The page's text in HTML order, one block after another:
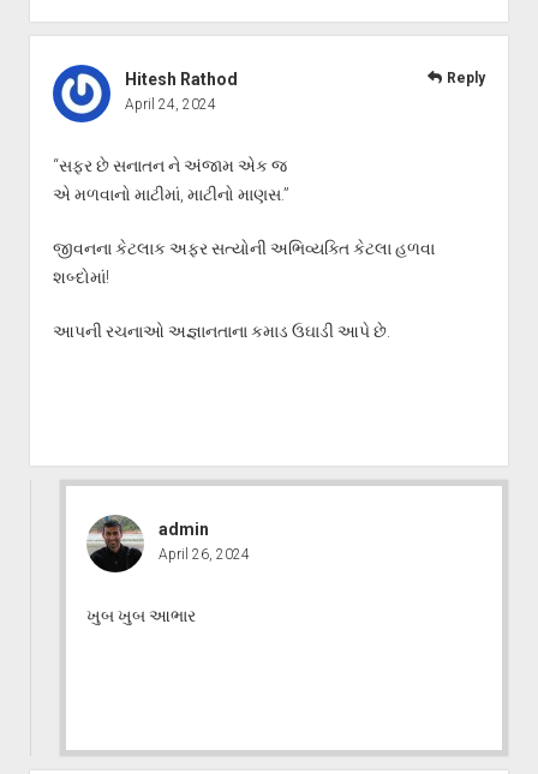
Hitesh Rathod
April 24, 2024
“સફર છે સનાતન ને અંજામ એક જ
એ મળવાનો માટીમાં, માટીનો માણસ.”
જીવનના કેટલાક અફર સત્યોની અભિવ્યક્તિ કેટલા હળવા
શબ્દોમાં!
આપની રચનાઓ અજ્ઞાનતાના કમાડ ઉઘાડી આપે છે.
Reply
admin
April 26, 2024
ખુબ ખુબ આભાર